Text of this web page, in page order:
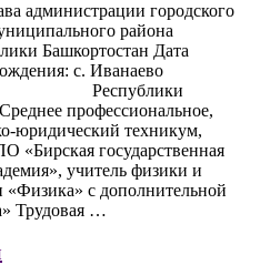
администрации городского
района
Башкортостан Дата
с. Иванаево
Республики
профессиональное,
юридический техникум,
государственная
учитель физики и
«Физика» с дополнительной
Трудовая …